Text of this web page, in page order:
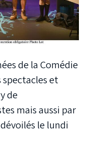
de la Comédie
et
de
mais aussi par
le lundi